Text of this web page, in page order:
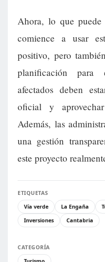
Ahora, lo que puede
comience a usar
positivo, pero
planificación para
afectados deben
oficial y
Además, las
una gestión
este proyecto
ETIQUETAS
Vía verde
La Engaña
Inversiones
Cantabria
CATEGORÍA